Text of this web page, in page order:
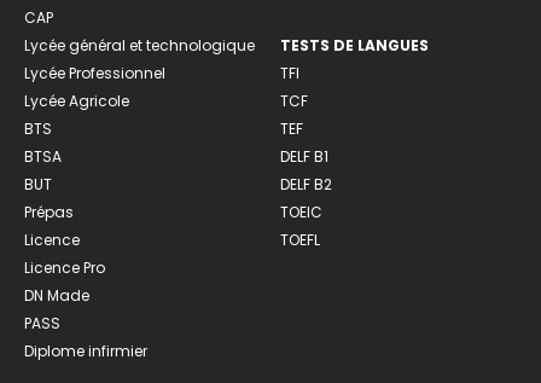
CAP
Lycée général et technologique
Lycée Professionnel
Lycée Agricole
BTS
BTSA
BUT
Prépas
Licence
Licence Pro
DN Made
PASS
Diplome infirmier
TESTS DE LANGUES
TFI
TCF
TEF
DELF B1
DELF B2
TOEIC
TOEFL